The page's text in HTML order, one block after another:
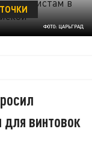
ФОТО: ЦАРЬГРАД
винтовок